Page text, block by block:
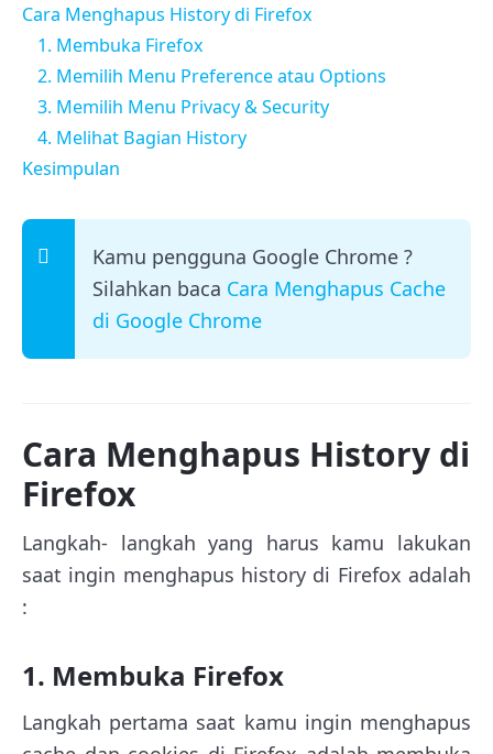
Cara Menghapus History di Firefox
1. Membuka Firefox
2. Memilih Menu Preference atau Options
3. Memilih Menu Privacy & Security
4. Melihat Bagian History
Kesimpulan
Kamu pengguna Google Chrome ?
Silahkan baca Cara Menghapus Cache
di Google Chrome
Cara Menghapus History di
Firefox
Langkah- langkah yang harus kamu lakukan
saat ingin menghapus history di Firefox adalah
:
1. Membuka Firefox
Langkah pertama saat kamu ingin menghapus